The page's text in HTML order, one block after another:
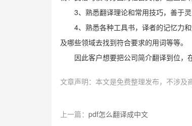
3、熟悉翻译理论和常用技巧，善于
4、熟悉各种工具书，译者的记忆力
及哪些领域去找到符合要求的用词等等。
因此客户想要把公司简介翻译到位，
文章声明：本文是免费整理发布，不涉及
上一篇： pdf怎么翻译成中文